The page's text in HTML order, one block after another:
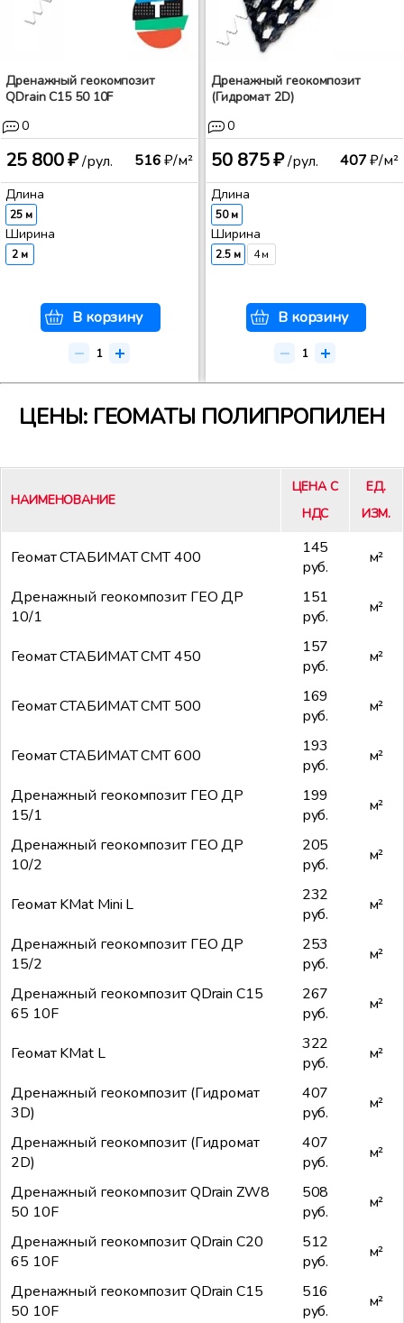
Дренажный геокомпозит
QDrain C15 50 10F
0
25 800 ₽/рул. 516₽/м²
Длина
25 м
Ширина
2 м
В корзину
Дренажный геокомпозит
(Гидромат 2D)
0
50 875 ₽/рул. 407₽/м²
Длина
50 м
Ширина
2.5 м 4 м
В корзину
ЦЕНЫ: ГЕОМАТЫ ПОЛИПРОПИЛЕН
НАИМЕНОВАНИЕ
ЦЕНА С
НДС
ЕД.
ИЗМ.
Геомат СТАБИМАТ СМТ 400
145
руб.
м²
Дренажный геокомпозит ГЕО ДР
10/1
151
руб.
м²
Геомат СТАБИМАТ СМТ 450
157
руб.
м²
Геомат СТАБИМАТ СМТ 500
169
руб.
м²
Геомат СТАБИМАТ СМТ 600
193
руб.
м²
Дренажный геокомпозит ГЕО ДР
15/1
199
руб.
м²
Дренажный геокомпозит ГЕО ДР
10/2
205
руб.
м²
Геомат KMat Mini L
232
руб.
м²
Дренажный геокомпозит ГЕО ДР
15/2
253
руб.
м²
Дренажный геокомпозит QDrain C15
65 10F
267
руб.
м²
Геомат KMat L
322
руб.
м²
Дренажный геокомпозит (Гидромат
3D)
407
руб.
м²
Дренажный геокомпозит (Гидромат
2D)
407
руб.
м²
Дренажный геокомпозит QDrain ZW8
50 10F
508
руб.
м²
Дренажный геокомпозит QDrain C20
65 10F
512
руб.
м²
Дренажный геокомпозит QDrain C15
50 10F
516
руб.
м²